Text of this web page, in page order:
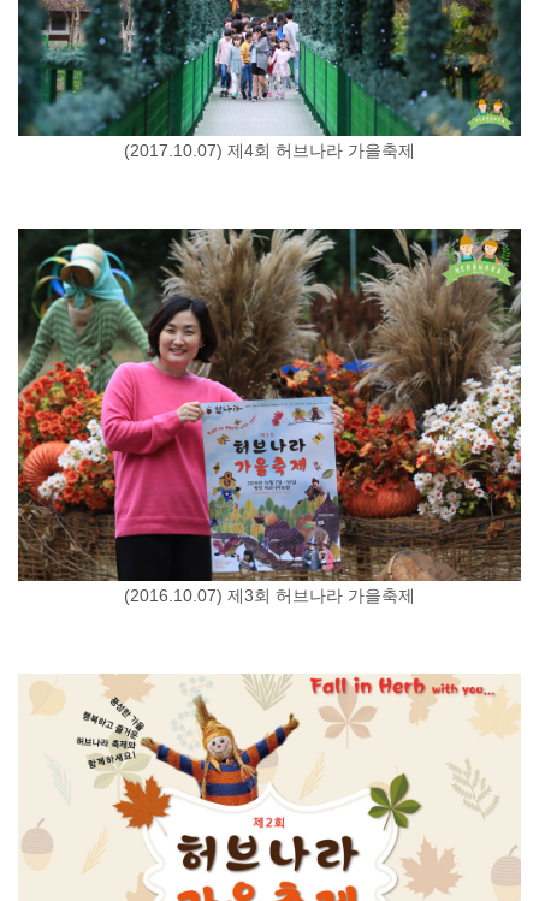
(2017.10.07) 제4회 허브나라 가을축제
(2016.10.07) 제3회 허브나라 가을축제